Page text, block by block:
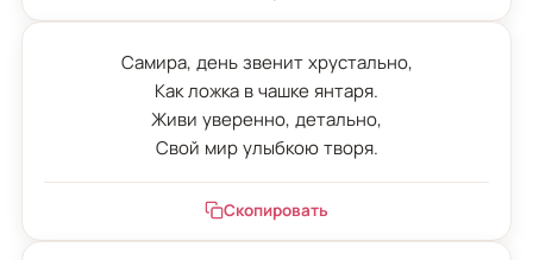
Самира, день звенит хрустально,
Как ложка в чашке янтаря.
Живи уверенно, детально,
Свой мир улыбкою творя.
Скопировать